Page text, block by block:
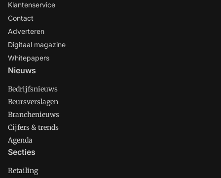
Klantenservice
Contact
Adverteren
Digitaal magazine
Whitepapers
Nieuws
Bedrijfsnieuws
Beursverslagen
Branchenieuws
Cijfers & trends
Agenda
Secties
Retailing